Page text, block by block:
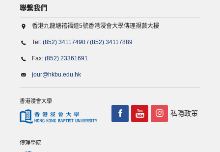
聯繫我們
香港九龍塘禧福道5號香港浸會大學傳理視藝大樓
Tel: (852) 34117490 /(852) 34117889
Fax: (852) 23361691
jour@hkbu.edu.hk
香港浸會大學
傳理學院
私隱政策